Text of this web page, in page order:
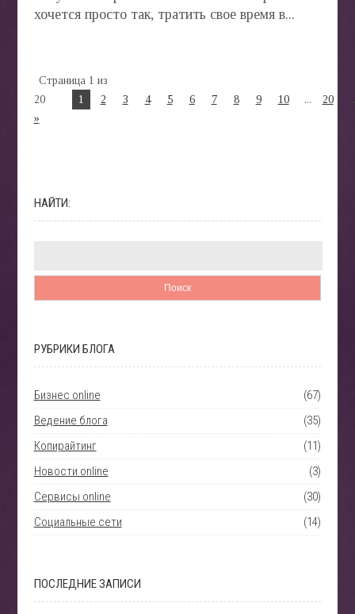
хочется просто так, тратить свое время в...
Страница 1 из
20
1 2 3 4 5 6 7 8 9 10 ... 20
...
»
НАЙТИ:
РУБРИКИ БЛОГА
Бизнес online
(67)
Ведение блога
(35)
Копирайтинг
(11)
Новости online
(3)
Сервисы online
(30)
Социальные сети
(14)
ПОСЛЕДНИЕ ЗАПИСИ